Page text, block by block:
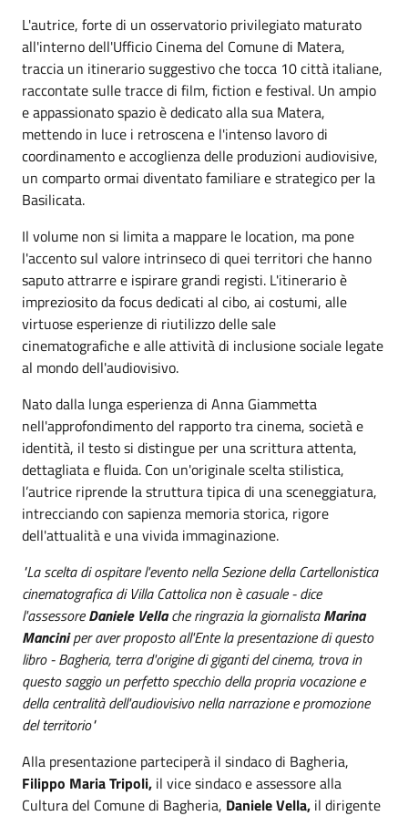
L'autrice, forte di un osservatorio privilegiato maturato
all'interno dell'Ufficio Cinema del Comune di Matera,
traccia un itinerario suggestivo che tocca 10 città italiane,
raccontate sulle tracce di film, fiction e festival. Un ampio
e appassionato spazio è dedicato alla sua Matera,
mettendo in luce i retroscena e l'intenso lavoro di
coordinamento e accoglienza delle produzioni audiovisive,
un comparto ormai diventato familiare e strategico per la
Basilicata.
Il volume non si limita a mappare le location, ma pone
l'accento sul valore intrinseco di quei territori che hanno
saputo attrarre e ispirare grandi registi. L'itinerario è
impreziosito da focus dedicati al cibo, ai costumi, alle
virtuose esperienze di riutilizzo delle sale
cinematografiche e alle attività di inclusione sociale legate
al mondo dell'audiovisivo.
Nato dalla lunga esperienza di Anna Giammetta
nell'approfondimento del rapporto tra cinema, società e
identità, il testo si distingue per una scrittura attenta,
dettagliata e fluida. Con un'originale scelta stilistica,
l’autrice riprende la struttura tipica di una sceneggiatura,
intrecciando con sapienza memoria storica, rigore
dell'attualità e una vivida immaginazione.
"La scelta di ospitare l'evento nella Sezione della Cartellonistica
cinematografica di Villa Cattolica non è casuale - dice
l'assessoreDaniele Vellache ringrazia la giornalistaMarina
Manciniper aver proposto all'Ente la presentazione di questo
libro - Bagheria, terra d'origine di giganti del cinema, trova in
questo saggio un perfetto specchio della propria vocazione e
della centralità dell'audiovisivo nella narrazione e promozione
del territorio"
Alla presentazione parteciperà il sindaco di Bagheria,
Filippo Maria Tripoli, il vice sindaco e assessore alla
Cultura del Comune di Bagheria, Daniele Vella, il dirigente